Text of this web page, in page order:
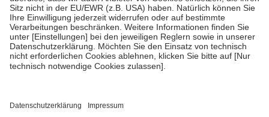
mit Ausnahme der Fahrkosten
• Untersuchungen zur Vorsorge und Früherkennung, die von der
GKV getragen werden
• empfohlenen Schutzimpfungen
• Harn- und Blutteststreifen
getroffen, um sicherzustellen, dass es sich um echte Bewertungen